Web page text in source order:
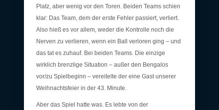
Platz, aber wenig vor den Toren. Beiden Teams schien
klar: Das Team, dem der erste Fehler passiert, verliert.
Also hieß es vor allem, weder die Kontrolle noch die
Nerven zu verlieren, wenn ein Ball verloren ging – und
das tat es zuhauf. Bei beiden Teams. Die einzige
wirklich brenzlige Situation – außer den Bengalos
vor/zu Spielbeginn – vereitelte der eine Gast unserer
Weihnachtsfeier in der 43. Minute.
Aber das Spiel hatte was. Es lebte von der